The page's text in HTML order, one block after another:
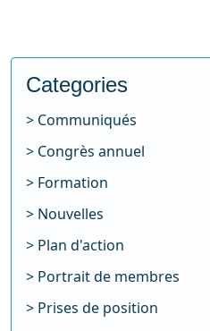
Categories
Communiqués
Congrès annuel
Formation
Nouvelles
Plan d'action
Portrait de membres
Prises de position